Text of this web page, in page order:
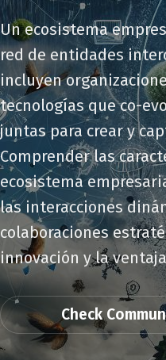
Un ecosistema
red de entidades
incluyen
tecnologías que co-
juntas para crear y
Comprender las
ecosistema
las interacciones
colaboraciones
innovación y la
Check